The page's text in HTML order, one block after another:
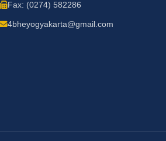
Fax: (0274) 582286
4bheyogyakarta@gmail.com